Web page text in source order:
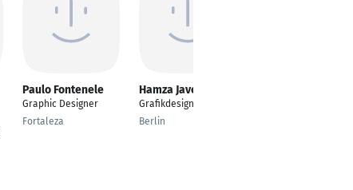
Paulo Fontenele
Graphic Designer
Fortaleza
Hamza Javed
Grafikdesigner
Berlin